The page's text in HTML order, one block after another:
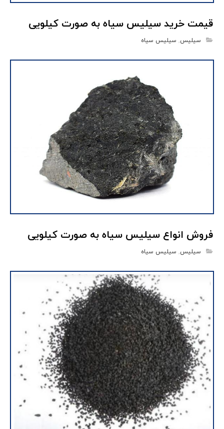
قیمت خرید سیلیس سیاه به صورت کیلویی
سیلیس, سیلیس سیاه
فروش انواع سیلیس سیاه به صورت کیلویی
سیلیس, سیلیس سیاه